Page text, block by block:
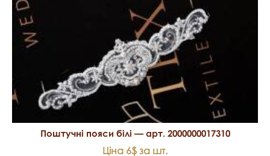
Поштучні пояси білі — арт. 2000000017310
Ціна 6$ за шт.